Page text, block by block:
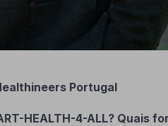
Portugal
HEALTH-4-ALL? Quais